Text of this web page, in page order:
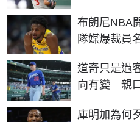
布朗尼NBA
隊媒爆裁員
道奇只是過
向有變 親
庫明加為何